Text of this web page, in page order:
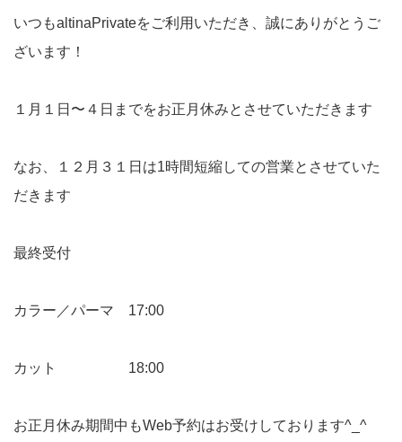
いつもaltinaPrivateをご利用いただき、誠にありがとうご
ざいます！
１月１日〜４日までをお正月休みとさせていただきます
なお、１２月３１日は1時間短縮しての営業とさせていた
だきます
最終受付
カラー／パーマ 17:00
カット 18:00
お正月休み期間中もWeb予約はお受けしております^_^